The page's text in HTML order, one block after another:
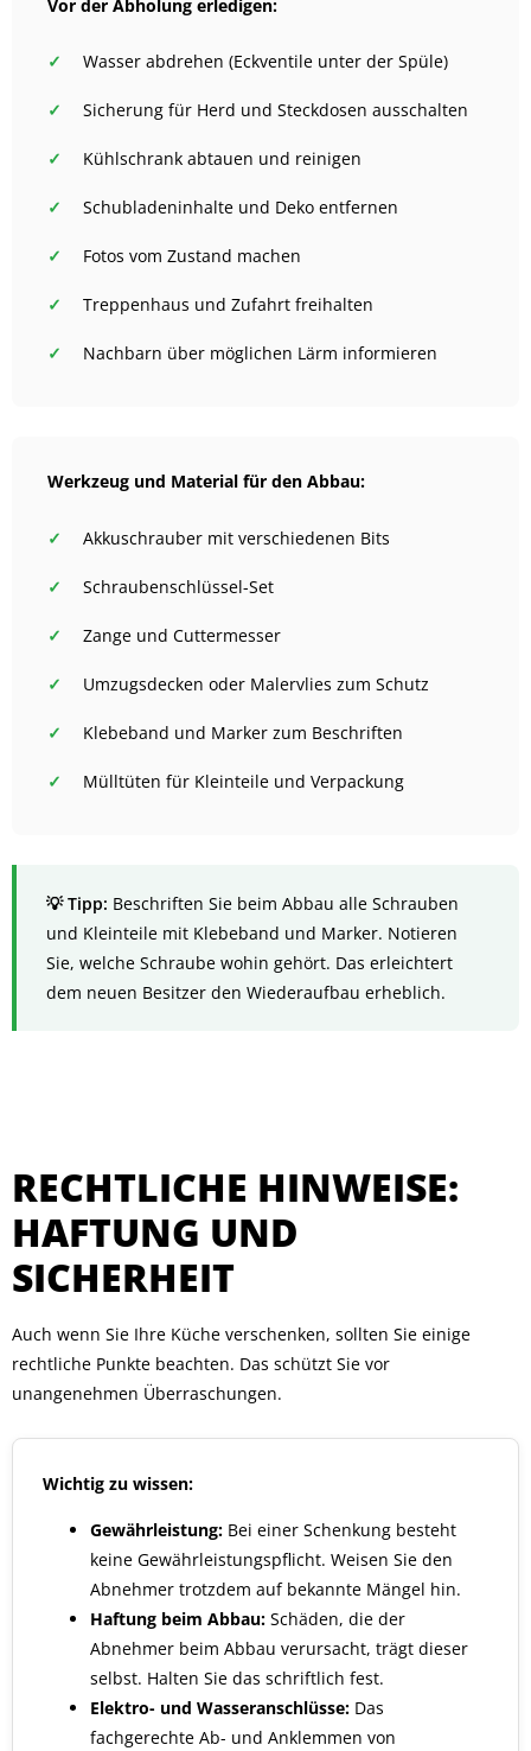
Vor der Abholung erledigen:
Wasser abdrehen (Eckventile unter der Spüle)
Sicherung für Herd und Steckdosen ausschalten
Kühlschrank abtauen und reinigen
Schubladeninhalte und Deko entfernen
Fotos vom Zustand machen
Treppenhaus und Zufahrt freihalten
Nachbarn über möglichen Lärm informieren
Werkzeug und Material für den Abbau:
Akkuschrauber mit verschiedenen Bits
Schraubenschlüssel-Set
Zange und Cuttermesser
Umzugsdecken oder Malervlies zum Schutz
Klebeband und Marker zum Beschriften
Mülltüten für Kleinteile und Verpackung
Beschriften Sie beim Abbau alle Schrauben
und Kleinteile mit Klebeband und Marker. Notieren
Sie, welche Schraube wohin gehört. Das erleichtert
dem neuen Besitzer den Wiederaufbau erheblich.
RECHTLICHE HINWEISE:
HAFTUNG UND
SICHERHEIT
Auch wenn Sie Ihre Küche verschenken, sollten Sie einige
rechtliche Punkte beachten. Das schützt Sie vor
unangenehmen Überraschungen.
Wichtig zu wissen:
Gewährleistung: Bei einer Schenkung besteht
keine Gewährleistungspflicht. Weisen Sie den
Abnehmer trotzdem auf bekannte Mängel hin.
Haftung beim Abbau: Schäden, die der
Abnehmer beim Abbau verursacht, trägt dieser
selbst. Halten Sie das schriftlich fest.
Elektro- und Wasseranschlüsse: Das
fachgerechte Ab- und Anklemmen von